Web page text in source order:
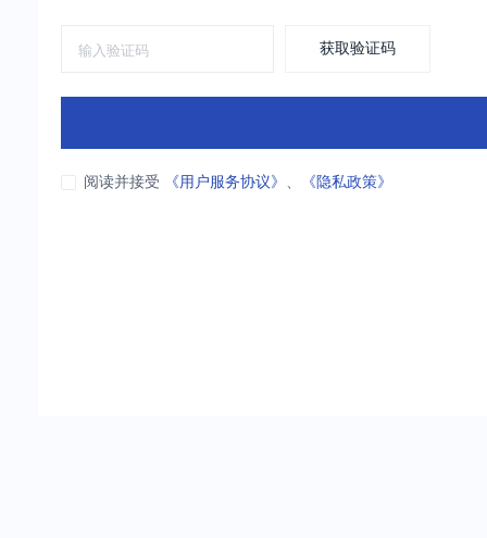
获取验证码
阅读并接受 《用户服务协议》 、 《隐私政策》